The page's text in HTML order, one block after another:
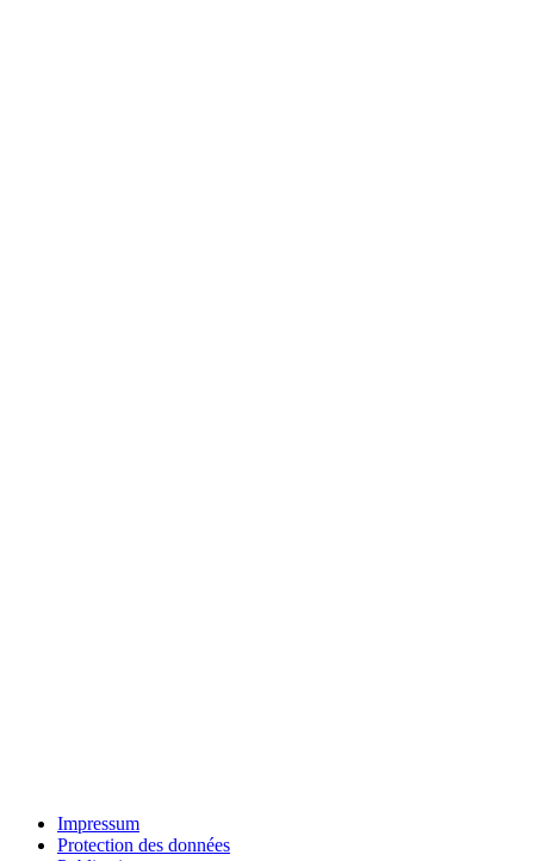
Impressum
Protection des données